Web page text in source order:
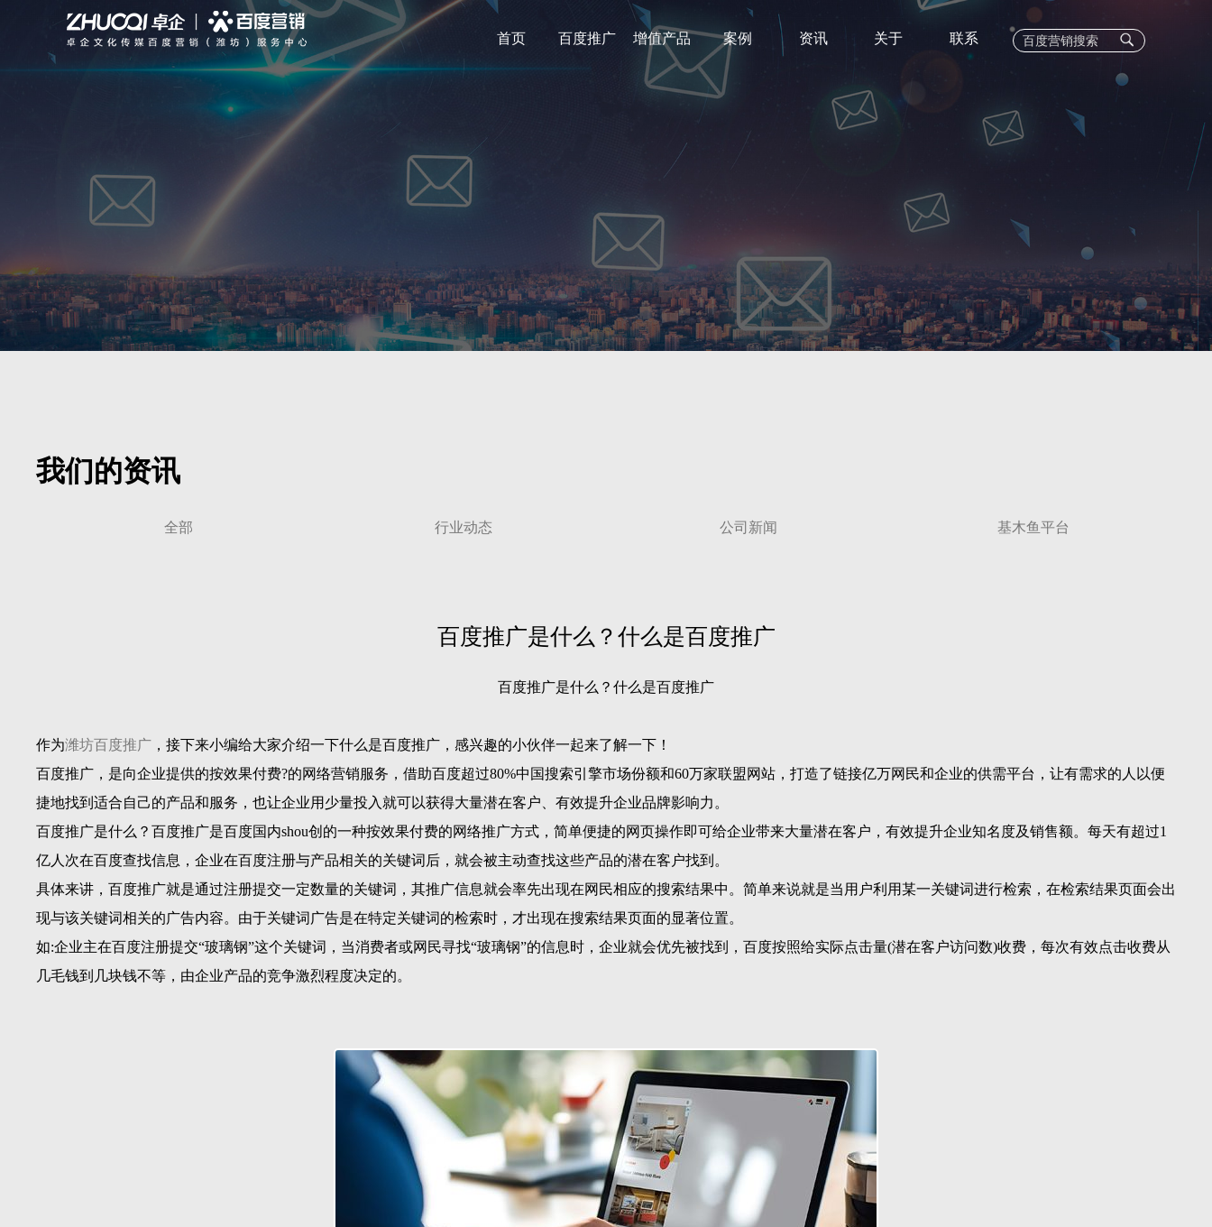
首页 百度推广
信息流推广 品牌宣传
增值产品
GEO优化 EC
案例
智能响应式建站 营销型网站
资讯
公司新闻 基木鱼平台
关于
专业团队 公司大事记
联系
我们的资讯
全部 行业动态 公司新闻 基木鱼平台
百度推广是什么？什么是百度推广
百度推广是什么？什么是百度推广
作为潍坊百度推广 ，接下来小编给大家介绍一下什么是百度推广，感兴趣的小伙伴一起来了解一下！
百度推广，是向企业提供的按效果付费?的网络营销服务，借助百度超过80%中国搜索引擎市场份额和60万家联盟网站，打造了链接亿万网民和企业的供需平台，让有需求的人以便
捷地找到适合自己的产品和服务，也让企业用少量投入就可以获得大量潜在客户、有效提升企业品牌影响力。
百度推广是什么？百度推广是百度国内shou创的一种按效果付费的网络推广方式，简单便捷的网页操作即可给企业带来大量潜在客户，有效提升企业知名度及销售额。每天有超过1
亿人次在百度查找信息，企业在百度注册与产品相关的关键词后，就会被主动查找这些产品的潜在客户找到。
具体来讲，百度推广就是通过注册提交一定数量的关键词，其推广信息就会率先出现在网民相应的搜索结果中。简单来说就是当用户利用某一关键词进行检索，在检索结果页面会出
现与该关键词相关的广告内容。由于关键词广告是在特定关键词的检索时，才出现在搜索结果页面的显著位置。
如:企业主在百度注册提交“玻璃钢”这个关键词，当消费者或网民寻找“玻璃钢”的信息时，企业就会优先被找到，百度按照给实际点击量(潜在客户访问数)收费，每次有效点击收费从
几毛钱到几块钱不等，由企业产品的竞争激烈程度决定的。